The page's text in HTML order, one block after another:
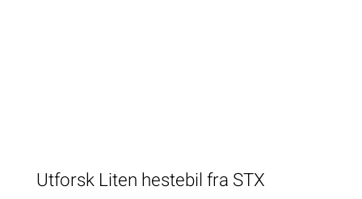
Utforsk Liten hestebil fra STX